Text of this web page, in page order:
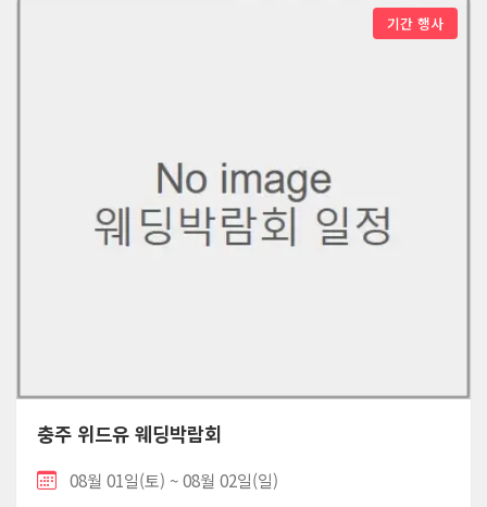
기간 행사
충주 위드유 웨딩박람회
08월 01일(토) ~ 08월 02일(일)